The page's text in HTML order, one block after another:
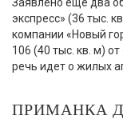
экспресс» (36 тыс.
компании «Новый
106 (40 тыс. кв. м)
речь идет о жилых
ПРИМАНКА